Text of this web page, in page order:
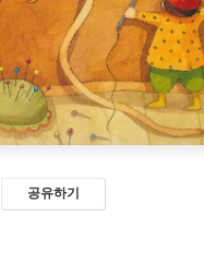
공유하기